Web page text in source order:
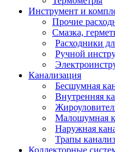
Инструмент и
Прочие
Смазка,
Расходники
Ручной
Канализация
Бесшумная
Внутренняя
Малошумная
Наружная
Трапы
Коллекторные